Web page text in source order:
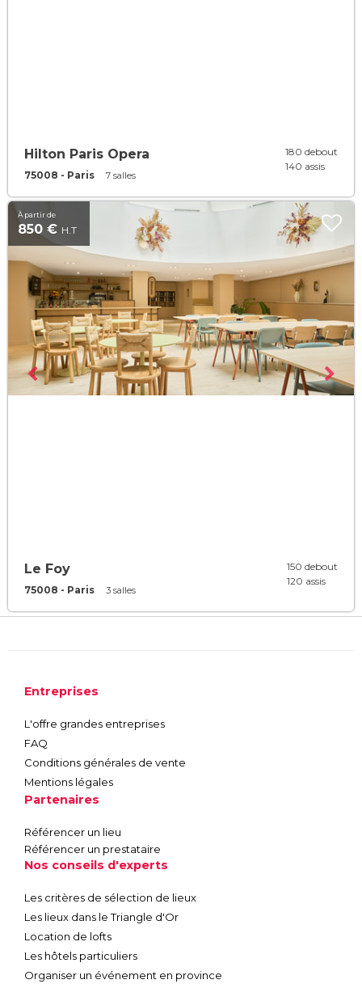
Hilton Paris Opera
75008 - Paris 7 salles
180 debout
140 assis
À partir de
850 € H.T
Le Foy
75008 - Paris 3 salles
150 debout
120 assis
Entreprises
L'offre grandes entreprises
FAQ
Conditions générales de vente
Mentions légales
Partenaires
Référencer un lieu
Référencer un prestataire
Nos conseils d'experts
Les critères de sélection de lieux
Les lieux dans le Triangle d'Or
Location de lofts
Les hôtels particuliers
Organiser un événement en province